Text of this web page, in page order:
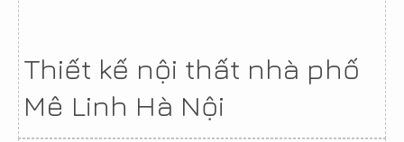
Thiết kế nội thất nhà phố
Mê Linh Hà Nội